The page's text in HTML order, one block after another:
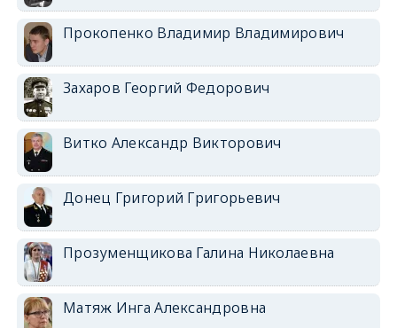
Прокопенко Владимир Владимирович
Захаров Георгий Федорович
Витко Александр Викторович
Донец Григорий Григорьевич
Прозуменщикова Галина Николаевна
Матяж Инга Александровна